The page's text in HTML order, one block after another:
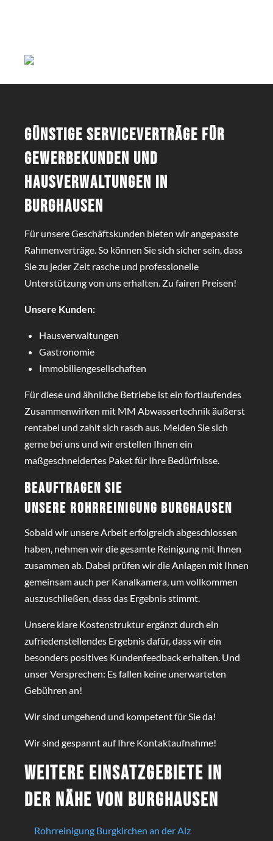
Günstige Serviceverträge für
Gewerbekunden und
Hausverwaltungen in
Burghausen
Für unsere Geschäftskunden bieten wir angepasste
Rahmenverträge. So können Sie sich sicher sein, dass
Sie zu jeder Zeit rasche und professionelle
Unterstützung von uns erhalten. Zu fairen Preisen!
Unsere Kunden:
Hausverwaltungen
Gastronomie
Immobiliengesellschaften
Für diese und ähnliche Betriebe ist ein fortlaufendes
Zusammenwirken mit MM Abwassertechnik äußerst
rentabel und zahlt sich rasch aus. Melden Sie sich
gerne bei uns und wir erstellen Ihnen ein
maßgeschneidertes Paket für Ihre Bedürfnisse.
Beauftragen Sie
unsere Rohrreinigung Burghausen
Sobald wir unsere Arbeit erfolgreich abgeschlossen
haben, nehmen wir die gesamte Reinigung mit Ihnen
zusammen ab. Dabei prüfen wir die Anlagen mit Ihnen
gemeinsam auch per Kanalkamera, um vollkommen
auszuschließen, dass das Ergebnis stimmt.
Unsere klare Kostenstruktur ergänzt durch ein
zufriedenstellendes Ergebnis dafür, dass wir ein
besonders positives Kundenfeedback erhalten. Und
unser Versprechen: Es fallen keine unerwarteten
Gebühren an!
Wir sind umgehend und kompetent für Sie da!
Wir sind gespannt auf Ihre Kontaktaufnahme!
Weitere Einsatzgebiete in
der Nähe von Burghausen
Rohrreinigung Burgkirchen an der Alz